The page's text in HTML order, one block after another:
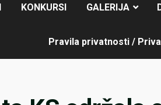
KONKURSI GALERIJA
Pravila privatnosti /